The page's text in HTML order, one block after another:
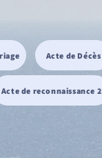
Acte de Décès
Acte de reconnaissance 2